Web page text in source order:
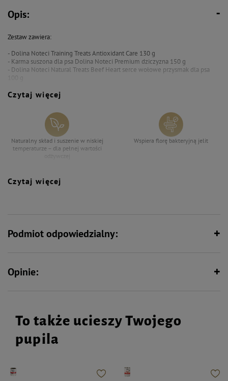
Opis:
Zestaw zawiera:
- Dolina Noteci Training Treats Antioxidant Care 130 g
- Karma suszona dla psa Dolina Noteci Premium dziczyzna 150 g
- Dolina Noteci Natural Treats Beef Heart serce wołowe przysmak dla psa
Czytaj więcej
Naturalny skład i suszenie w niskiej
temperaturze – dla pełnej wartości
Wspiera florę bakteryjną jelit
Czytaj więcej
Podmiot odpowiedzialny:
Opinie:
To także ucieszy Twojego
pupila